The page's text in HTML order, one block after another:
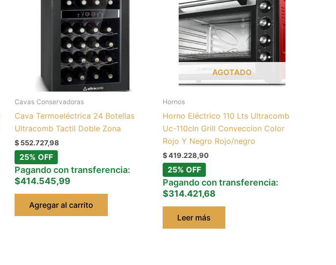
Cavas Conservadoras
Cava Termoeléctrica 24 Botellas
Ultracomb Tactil Doble Zona
$ 552.727,98
25% OFF
Pagando con transferencia:
$414.545,99
Agregar al carrito
AGOTADO
Hornos
Horno Eléctrico 110 Lts Ultracomb
Uc-110cln Grill Conveccion Color
Rojo Y Negro Rojo/negro
$419.228,90
25% OFF
Pagando con transferencia:
$314.421,68
Leer más